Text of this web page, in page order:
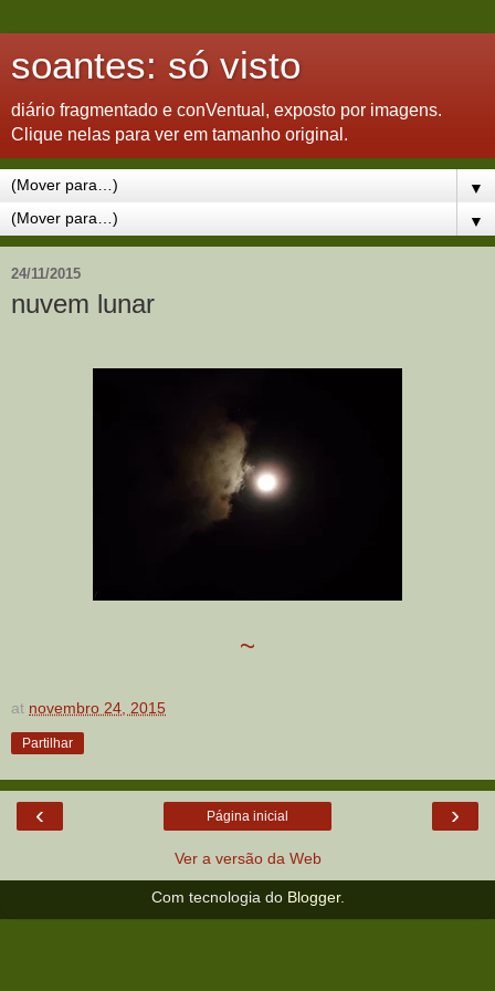
soantes: só visto
diário fragmentado e conVentual, exposto por imagens.
Clique nelas para ver em tamanho original.
▼
▼
24/11/2015
nuvem lunar
~
at novembro 24, 2015
Partilhar
‹ ›
Página inicial
Ver a versão da Web
Com tecnologia do Blogger.